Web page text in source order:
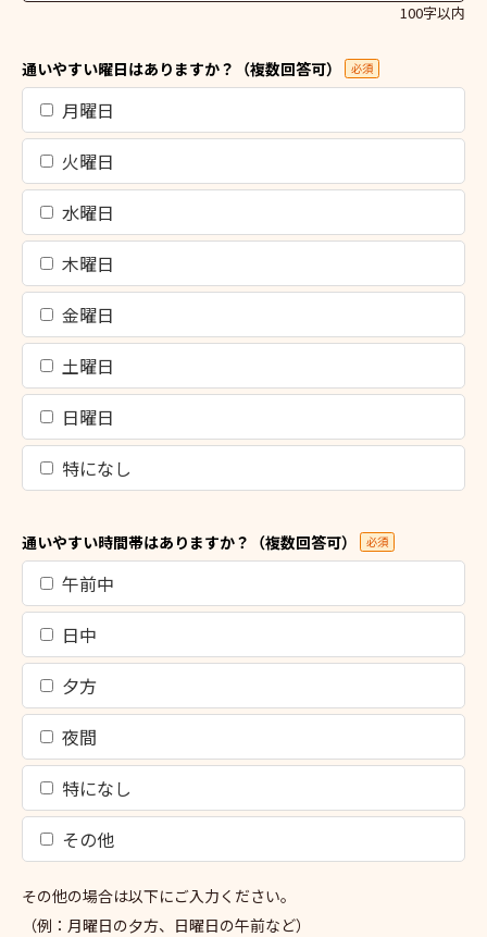
100字以内
通いやすい曜日はありますか？（複数回答可） 必須
月曜日
火曜日
水曜日
木曜日
金曜日
土曜日
日曜日
特になし
通いやすい時間帯はありますか？（複数回答可） 必須
午前中
日中
夕方
夜間
特になし
その他
その他の場合は以下にご入力ください。
（例：月曜日の夕方、日曜日の午前など）